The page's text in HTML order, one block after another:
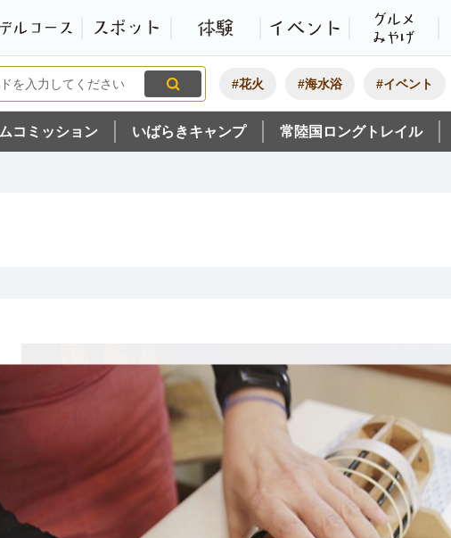
観光いばらき公式ホーム
特集・オススメ
モデルコーススポット 体験
#花火 #海水浴 #イベント
コミッション いばらきキャンプ 常陸国ロングトレイル